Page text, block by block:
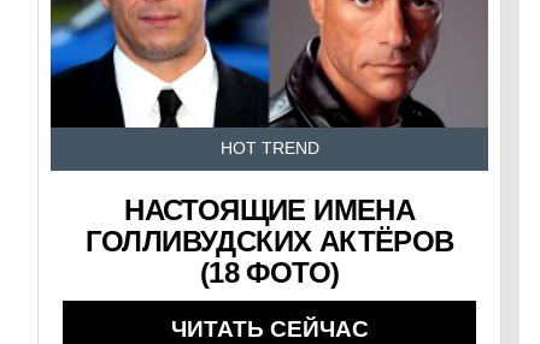
HOT TREND
НАСТОЯЩИЕ ИМЕНА
ГОЛЛИВУДСКИХ АКТЁРОВ
(18 ФОТО)
ЧИТАТЬ СЕЙЧАС